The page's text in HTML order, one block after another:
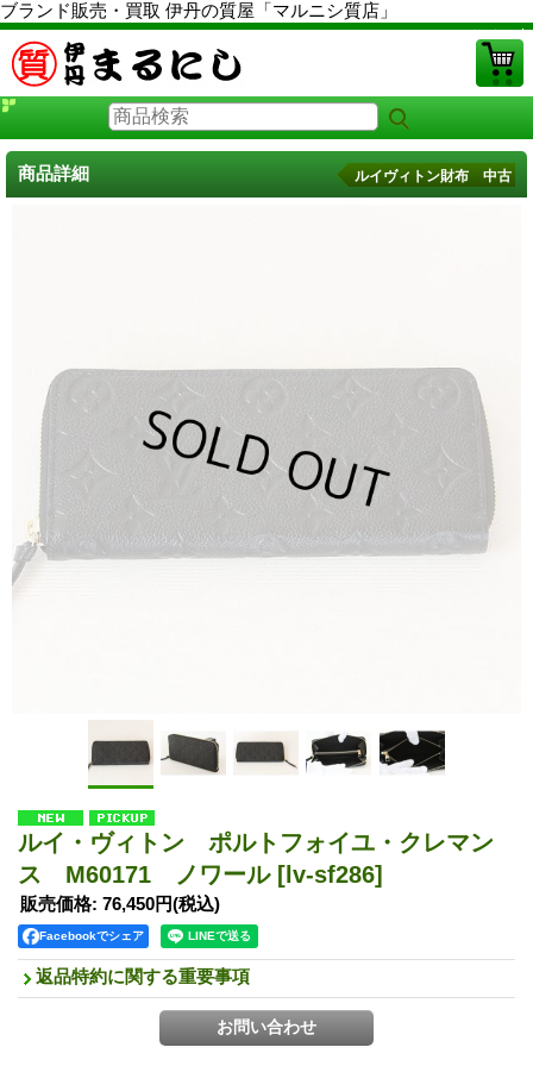
ブランド販売・買取 伊丹の質屋「マルニシ質店」
PCサイト
商品詳細 ルイヴィトン財布 中古
ルイ・ヴィトン ポルトフォイユ・クレマン
ス M60171 ノワール [lv-sf286]
販売価格: 76,450円(税込)
Facebookでシェア
返品特約に関する重要事項